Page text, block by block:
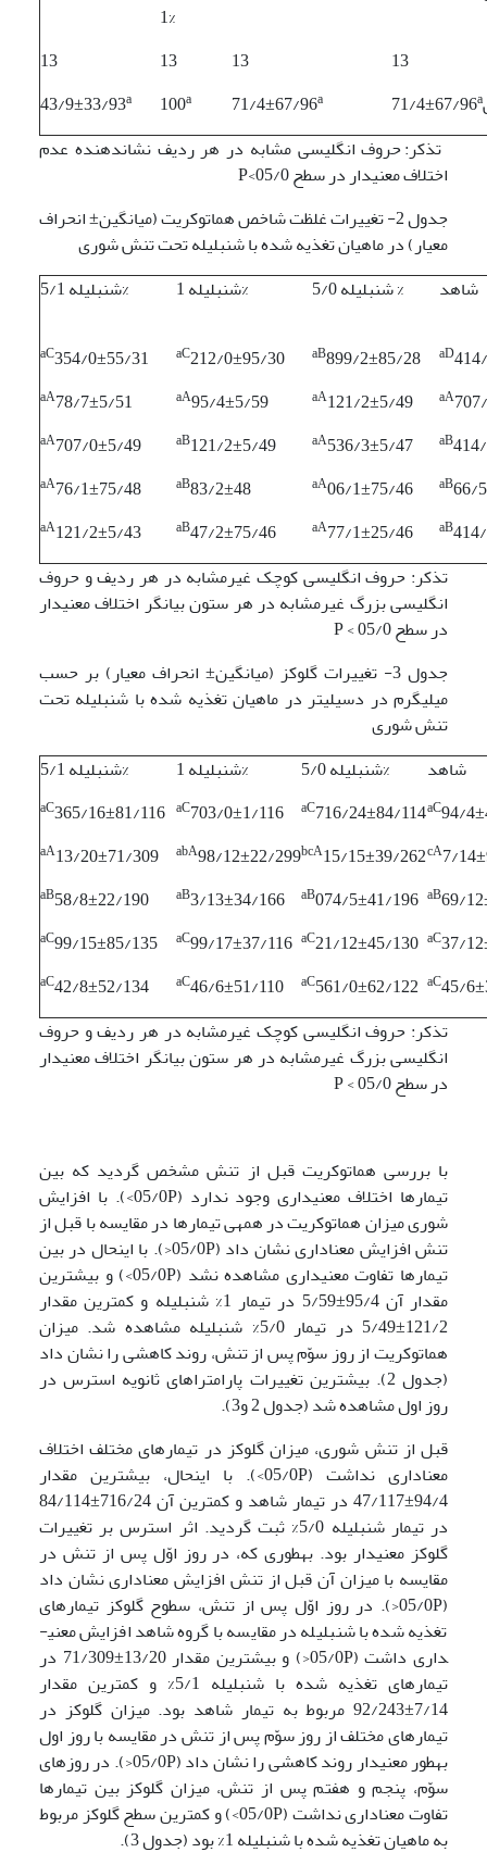
1%
13 13 13
13
43/9±33/93a 100a 71/4±67/96a 71/4±67/96a
تذکر: حروف انگلیسی مشابه در هر ردیف نشان­دهنده عدم
اختلاف معنی­دار در سطح 05/0>P
جدول 2-
تغییرات غلظت شاخص هماتوکریت (میانگین± انحراف
معیار) در ماهیان تغذیه شده با شنبلیله تحت تنش شوری
شنبلیله 5/1%
شنبلیله 1% شنبلیله 5/0 % شاهد
aC354/0±55/31 aC212/0±95/30 aB899/2±85/28 aD
aA78/7±5/51 aA95/4±5/59 aA121/2±5/49 aA
aA707/0±5/49 aB121/2±5/49 aA536/3±5/47 aB
aA76/1±75/48 aB83/2±48 aA06/1±75/46 aB66/
aA121/2±5/43 aB47/2±75/46 aA77/1±25/46 aB
تذکر: حروف انگلیسی کوچک غیرمشابه در هر ردیف و حروف
انگلیسی بزرگ غیرمشابه در هر ستون بیانگر اختلاف معنی­دار
در سطح 05/0 > P
جدول 3- تغییرات گلوکز (میانگین± انحراف معیار) بر حسب
میلی­گرم در دسی­لیتر در ماهیان تغذیه شده با شنبلیله تحت
تنش شوری
شنبلیله 5/1%
شنبلیله 1% شنبلیله 5/0% شاهد
aC365/16±81/116 aC703/0±1/116 aC716/24±84/114aC94/
aA13/20±71/309 abA98/12±22/299bcA15/15±39/262cA7/
aB58/8±22/190 aB3/13±34/166 aB074/5±41/196 aB69/
aC99/15±85/135 aC99/17±37/116 aC21/12±45/130 aC37/
aC42/8±52/134 aC46/6±51/110 aC561/0±62/122 aC45/
تذکر: حروف انگلیسی کوچک غیرمشابه در هر ردیف و حروف
انگلیسی بزرگ غیرمشابه در هر ستون بیانگر اختلاف معنی­دار
در سطح 05/0 > P
با بررسی هماتوکریت قبل از تنش مشخص گردید که بین
تیمارها اختلاف معنی­داری وجود ندارد (05/0P>). با افزایش
شوری میزان هماتوکریت در همه­ی تیمارها در مقایسه با قبل از
تنش افزایش معناداری نشان داد (05/0P<). با این­حال در بین
تیمارها تفاوت معنی­داری مشاهده نشد (05/0P>) و بیشترین
مقدار آن 95/4±5/59 در تیمار 1% شنبلیله و کمترین مقدار
121/2±5/49 در تیمار 5/0% شنبلیله مشاهده شد. میزان
هماتوکریت از روز سوّم پس از تنش، روند کاهشی را نشان داد
(جدول 2). بیشترین تغییرات پارامتراهای ثانویه استرس در
روز اول مشاهده شد (جدول 2 و3).
قبل از تنش شوری، میزان گلوکز در تیمارهای مختلف اختلاف
معناداری نداشت (05/0P>). با این­حال، بیشترین مقدار
94/4±47/117 در تیمار شاهد و کمترین آن 716/24±84/114
در تیمار شنبلیله 5/0% ثبت گردید. اثر استرس بر تغییرات
گلوکز معنی­دار بود. به­طوری که، در روز اوّل پس از تنش در
مقایسه با میزان آن قبل از تنش افزایش معناداری نشان داد
(05/0P<). در روز اوّل پس از تنش، سطوح گلوکز تیمارهای
تغذیه شده با شنبلیله در مقایسه با گروه شاهد افزایش معنی­
داری داشت (05/0P<) و بیشترین مقدار 13/20±71/309 در
تیمارهای تغذیه شده با شنبلیله 5/1% و کمترین مقدار
7/14±92/243 مربوط به تیمار شاهد بود. میزان گلوکز در
تیمارهای مختلف از روز سوّم پس از تنش در مقایسه با روز اول
به­طور معنی­دار روند کاهشی را نشان داد (05/0P<). در روزهای
سوّم، پنجم و هفتم پس از تنش، میزان گلوکز بین تیمارها
تفاوت معنا­داری نداشت (05/0P>) و کمترین سطح گلوکز مربوط
به ماهیان تغذیه شده با شنبلیله 1% بود (جدول 3).